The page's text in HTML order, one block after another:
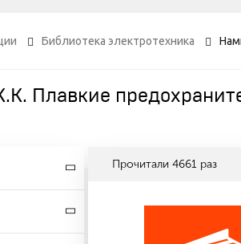
Библиотека электротехника
Плавкие
Прочитали 4661 раз